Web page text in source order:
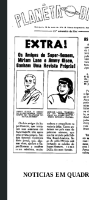
NOTICIAS EM